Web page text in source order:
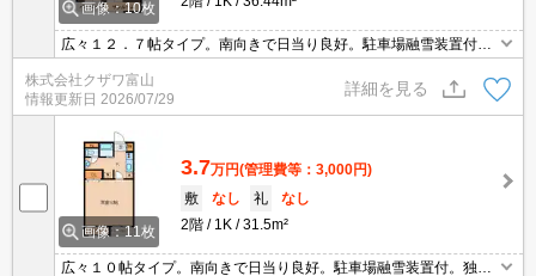
画像：10枚
広々１２．７帖タイプ。南向きで日当り良好。駐車場融雪装置付。
独立洗面台。サンルーム。光インターネット可。コンビニまで徒歩
約6分(500ｍ) 。富山大学西門までは約1.9ｋｍ。閑静な住宅街。杉
谷キャンパス通学の方にもおすすめです。
株式会社クザワ富山
情報更新日 2026/07/29
詳細を見る
画像：11枚
3.7万円(管理費等：3,000円)
敷
なし 礼
なし
2階
1K 31.5m²
広々１０帖タイプ。南向きで日当り良好。駐車場融雪装置付。独立